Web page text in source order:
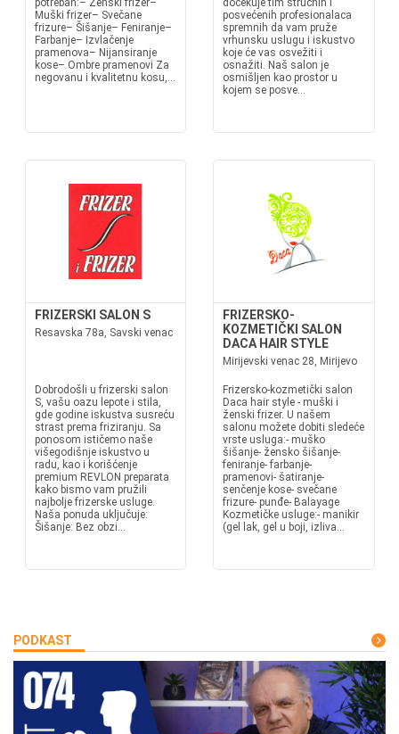
potreban:– Ženski frizer–
Muški frizer– Svečane
frizure– Šišanje– Feniranje–
Farbanje– Izvlačenje
pramenova– Nijansiranje
kose– Ombre pramenovi Za
negovanu i kvalitetnu kosu,...
dočekuje tim stručnih i
posvećenih profesionalaca
spremnih da vam pruže
vrhunsku uslugu i iskustvo
koje će vas osvežiti i
osnažiti. Naš salon je
osmišljen kao prostor u
kojem se posve...
FRIZERSKI SALON S
Resavska 78a, Savski venac
Dobrodošli u frizerski salon
S, vašu oazu lepote i stila,
gde godine iskustva susreću
strast prema friziranju. Sa
ponosom ističemo naše
višegodišnje iskustvo u
radu, kao i korišćenje
premium REVLON preparata
kako bismo vam pružili
najbolje frizerske usluge.
Naša ponuda uključuje:
Šišanje: Bez obzi...
FRIZERSKO-
KOZMETIČKI SALON
DACA HAIR STYLE
Mirijevski venac 28, Mirijevo
Frizersko-kozmetički salon
Daca hair style - muški i
ženski frizer. U našem
salonu možete dobiti sledeće
vrste usluga:- muško
šišanje- žensko šišanje-
feniranje- farbanje-
pramenovi- šatiranje-
senčenje kose- svečane
frizure- punđe- Balayage
Kozmetičke usluge:- manikir
(gel lak, gel u boji, izliva...
PODKAST